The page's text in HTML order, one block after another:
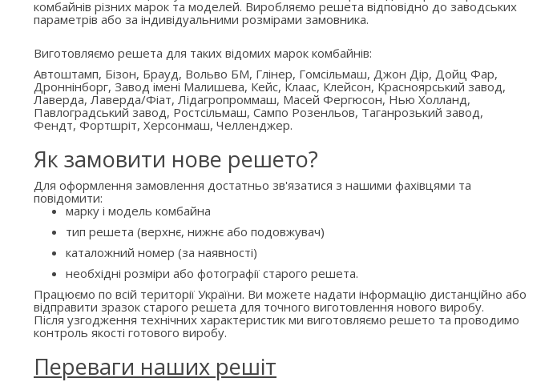
комбайнів різних марок та моделей. Виробляємо решета відповідно до заводських
параметрів або за індивідуальними розмірами замовника.
Виготовляємо решета для таких відомих марок комбайнів:
Автоштамп, Бізон, Брауд, Вольво БМ, Глінер, Гомсільмаш, Джон Дір, Дойц Фар,
Дроннінборг, Завод імені Малишева, Кейс, Клаас, Клейсон, Красноярський завод,
Лаверда, Лаверда/Фіат, Лідагропроммаш, Масей Фергюсон, Нью Холланд,
Павлоградський завод, Ростсільмаш, Сампо Розенльов, Таганрозький завод,
Фендт, Фортшріт, Херсонмаш, Челленджер.
Як замовити нове решето?
Для оформлення замовлення достатньо зв'язатися з нашими фахівцями та
повідомити:
марку і модель комбайна
тип решета (верхнє, нижнє або подовжувач)
каталожний номер (за наявності)
необхідні розміри або фотографії старого решета.
Працюємо по всій території України. Ви можете надати інформацію дистанційно або
відправити зразок старого решета для точного виготовлення нового виробу.
Після узгодження технічних характеристик ми виготовляємо решето та проводимо
контроль якості готового виробу.
Переваги наших решіт